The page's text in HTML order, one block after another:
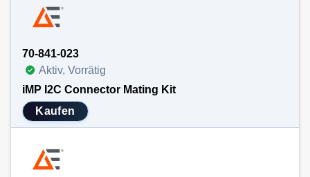
70-841-023
Aktiv, Vorrätig
iMP I2C Connector Mating Kit
Kaufen